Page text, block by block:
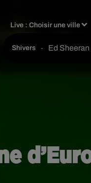
Live :Choisir une ville
Shivers - Ed Sheeran